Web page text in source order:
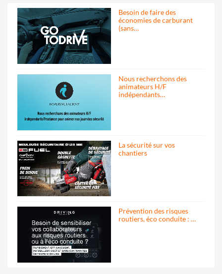
Besoin de faire des
économies de carburant
(sans…
Nous recherchons des
animateurs H/F
indépendants…
La sécurité sur vos
chantiers
Prévention des risques
routiers, éco conduite : …